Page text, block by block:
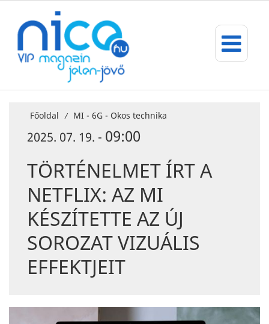
Főoldal / MI - 6G - Okos technika
2025. 07. 19. - 09:00
TÖRTÉNELMET ÍRT A
NETFLIX: AZ MI
KÉSZÍTETTE AZ ÚJ
SOROZAT VIZUÁLIS
EFFEKTJEIT